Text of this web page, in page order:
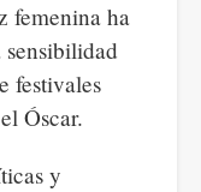
femenina ha
sensibilidad
festivales
Óscar.
y